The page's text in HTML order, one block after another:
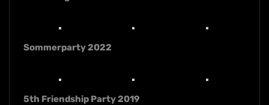
Sommerparty 2022
5th Friendship Party 2019